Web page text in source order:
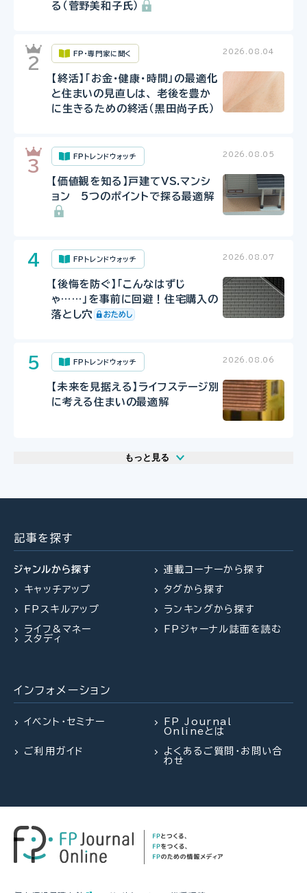
る（菅野美和子氏）
FP・専門家に聞く 2026.08.04
【終活】「お金・健康・時間」の最適化
と住まいの見直しは、 老後を豊か
に生きるための終活（黒田尚子氏）
FPトレンドウォッチ 2026.08.05
【価値観を知る】戸建てVS.マンシ
ョン 5つのポイントで探る最適解
FPトレンドウォッチ 2026.08.07
【後悔を防ぐ】「こんなはずじ
ゃ……」を事前に回避！住宅購入の
落とし穴
FPトレンドウォッチ 2026.08.06
【未来を見据える】ライフステージ別
に考える住まいの最適解
もっと見る
を外れて社会保険料を払うのは
損？」パートタイマーの悩みに答え
る（菅野美和子氏）
FP相談事例 2026.07.29
61歳・再雇用で働く夫は即リタイア
「知らなかった」じゃ済まされない
飛行機搭乗時の新ルール
2026.08.03
熱中症や水辺の事故……夏のアク
シデントに民間保険は使えるの
か？
したい！老後資金は大丈夫？
FP・専門家に聞く
を外れて社会保険料を払うのは
熱中症や水辺の事故……夏のアク
シデントに民間保険は使えるの
「知らなかった」じゃ済まされない
飛行機搭乗時の新ルール
したい！老後資金は大丈夫？
FPトレンドウォッチ
え・リノベがより円滑に
FPトレンドウォッチ
【価値観を知る】戸建てVS.マンシ
ョン 5つのポイントで探る最適解
減らすポイントは？
記事を探す
ジャンルから探す
キャッチアップ
FPスキルアップ
ライフ&マネー
スタディ
連載コーナーから探す
タグから探す
ランキングから探す
FPジャーナル誌面を読む
インフォメーション
イベント・セミナー
FP Journal
Onlineとは
ご利用ガイド
よくあるご質問・お問い合
わせ